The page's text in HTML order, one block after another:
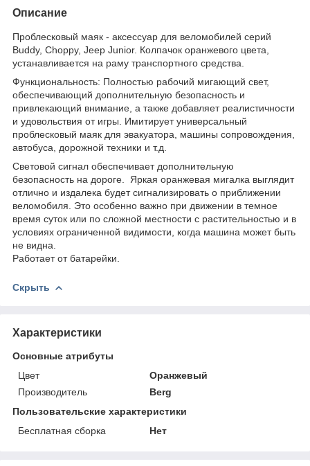
Описание
Проблесковый маяк - аксессуар для веломобилей серий
Buddy, Choppy, Jeep Junior. Колпачок оранжевого цвета,
устанавливается на раму транспортного средства.
Функциональность: Полностью рабочий мигающий свет,
обеспечивающий дополнительную безопасность и
привлекающий внимание, а также добавляет реалистичности
и удовольствия от игры. Имитирует универсальный
проблесковый маяк для эвакуатора, машины сопровождения,
автобуса, дорожной техники и т.д.
Световой сигнал обеспечивает дополнительную
безопасность на дороге. Яркая оранжевая мигалка выглядит
отлично и издалека будет сигнализировать о приближении
веломобиля. Это особенно важно при движении в темное
время суток или по сложной местности с растительностью и в
условиях ограниченной видимости, когда машина может быть
не видна.
Работает от батарейки.
Скрыть
Характеристики
Основные атрибуты
Цвет
Оранжевый
Производитель
Berg
Пользовательские характеристики
Бесплатная сборка
Нет